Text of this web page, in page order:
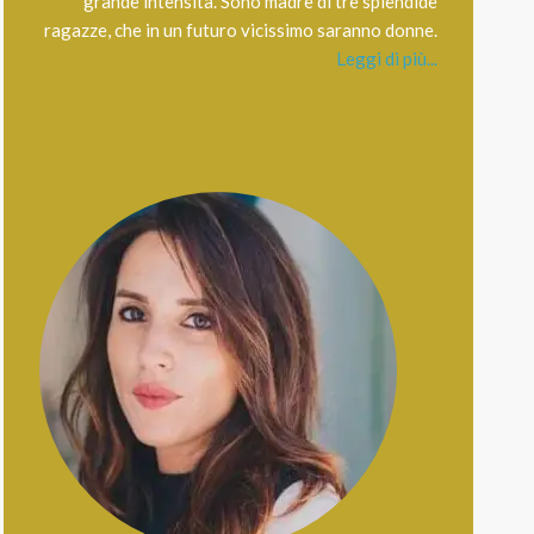
ragazze, che in un futuro vicissimo saranno donne.
Leggi di più...